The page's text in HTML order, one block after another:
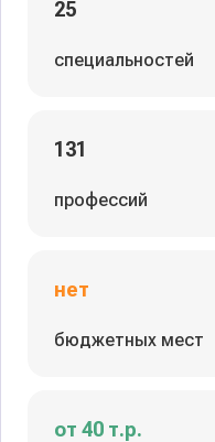
25
специальностей
131
профессий
нет
бюджетных мест
от 40 т.р.